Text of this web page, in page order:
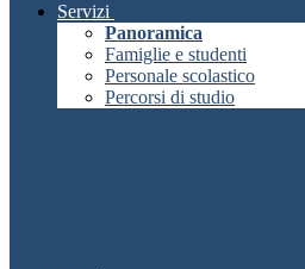
Servizi
Panoramica
Famiglie e studenti
Personale scolastico
Percorsi di studio